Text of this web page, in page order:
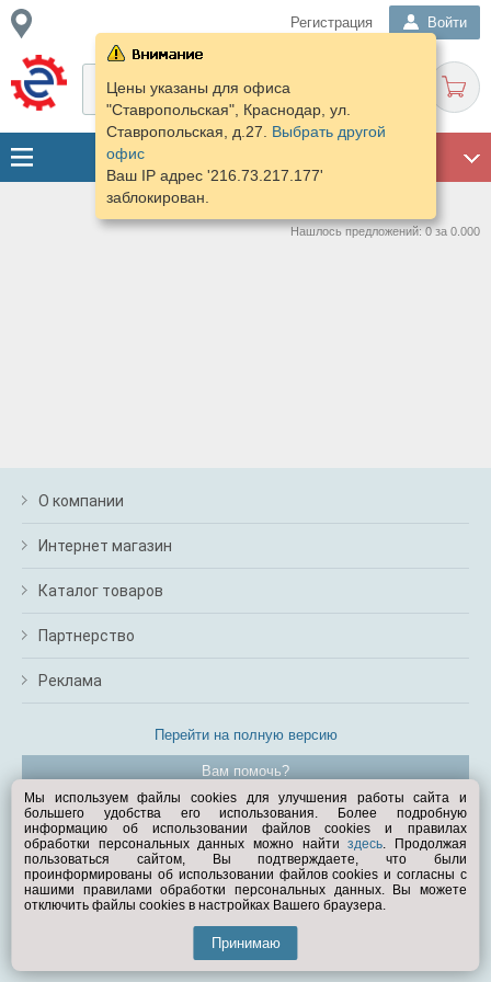
Регистрация Войти
Цены указаны для офиса
"Ставропольская", Краснодар, ул.
Ставропольская, д.27. Выбрать другой
офис
Ваш IP адрес '216.73.217.177'
заблокирован.
Нашлось предложений: 0 за 0.000
О компании
Интернет магазин
Каталог товаров
Партнерство
Реклама
Перейти на полную версию
Вам помочь?
© Exist.ru 1998—2026
Мы используем файлы cookies для улучшения работы сайта и
большего удобства его использования. Более подробную
информацию об использовании файлов cookies и правилах
обработки персональных данных можно найтиздесь. Продолжая
пользоваться сайтом, Вы подтверждаете, что были
проинформированы об использовании файлов cookies и согласны с
нашими правилами обработки персональных данных. Вы можете
отключить файлы cookies в настройках Вашего браузера.
Принимаю